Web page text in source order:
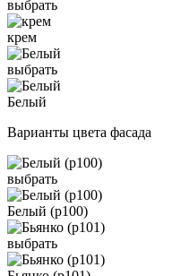
выбрать
крем
выбрать
Белый
Варианты цвета фасада
выбрать
Белый (р100)
выбрать